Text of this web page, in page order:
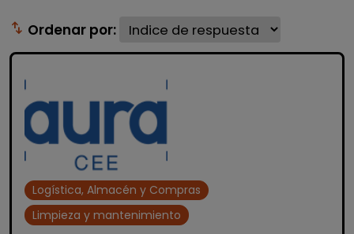
swap_vert Ordenar por:
Logística, Almacén y Compras
Limpieza y mantenimiento